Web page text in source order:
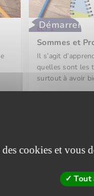
Démarrer
ECT 1
Sommes et
Il s’agit
quelles sont les
surtout à avoir
cookies et vous
Tout